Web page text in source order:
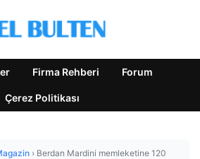
Firma Rehberi Forum
Çerez Politikası
› Berdan Mardini memleketine 120